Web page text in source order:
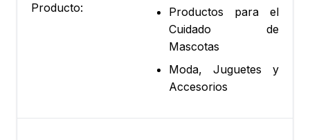
Producto:
Productos para el
Cuidado de
Mascotas
Moda, Juguetes y
Accesorios